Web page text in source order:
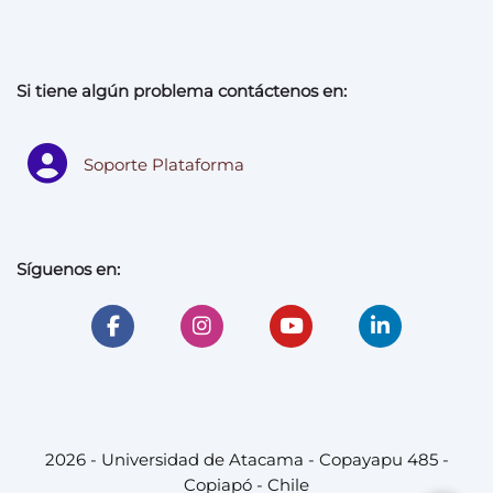
Si tiene algún problema contáctenos en:
Soporte Plataforma
Síguenos en:
2026 - Universidad de Atacama - Copayapu 485 -
Copiapó - Chile